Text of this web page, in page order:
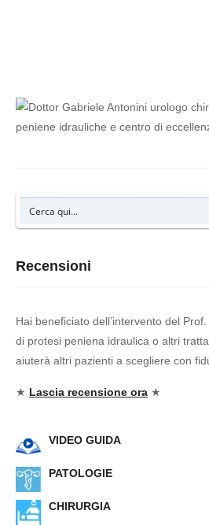
Recensioni
Hai beneficiato dell’intervento del
di protesi peniena idraulica o altri
aiuterà altri pazienti a scegliere con
★ Lascia recensione ora ★
VIDEO GUIDA
PATOLOGIE
CHIRURGIA